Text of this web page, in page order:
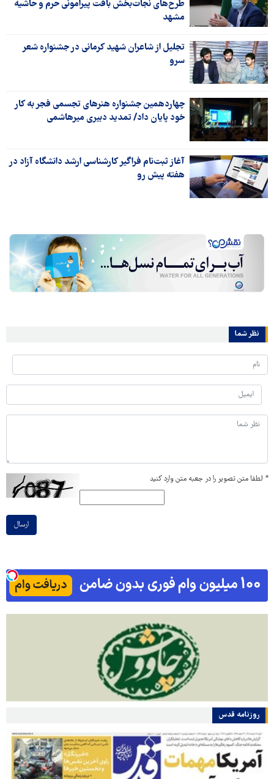
طرح‌های نجات‌بخش بافت پیرامونی حرم و حاشیه
مشهد
تجلیل از شاعران شهید کرمانی در جشنواره شعر
سرو
چهاردهمین جشنواره هنرهای تجسمی فجر به کار
خود پایان داد/ تمدید دبیری میرهاشمی
آغاز ثبت‌نام فراگیر کارشناسی ارشد دانشگاه آزاد در
هفته پیش رو
نظر شما
* لطفا متن تصویر را در جعبه متن وارد کنید
ارسال
روزنامه قدس